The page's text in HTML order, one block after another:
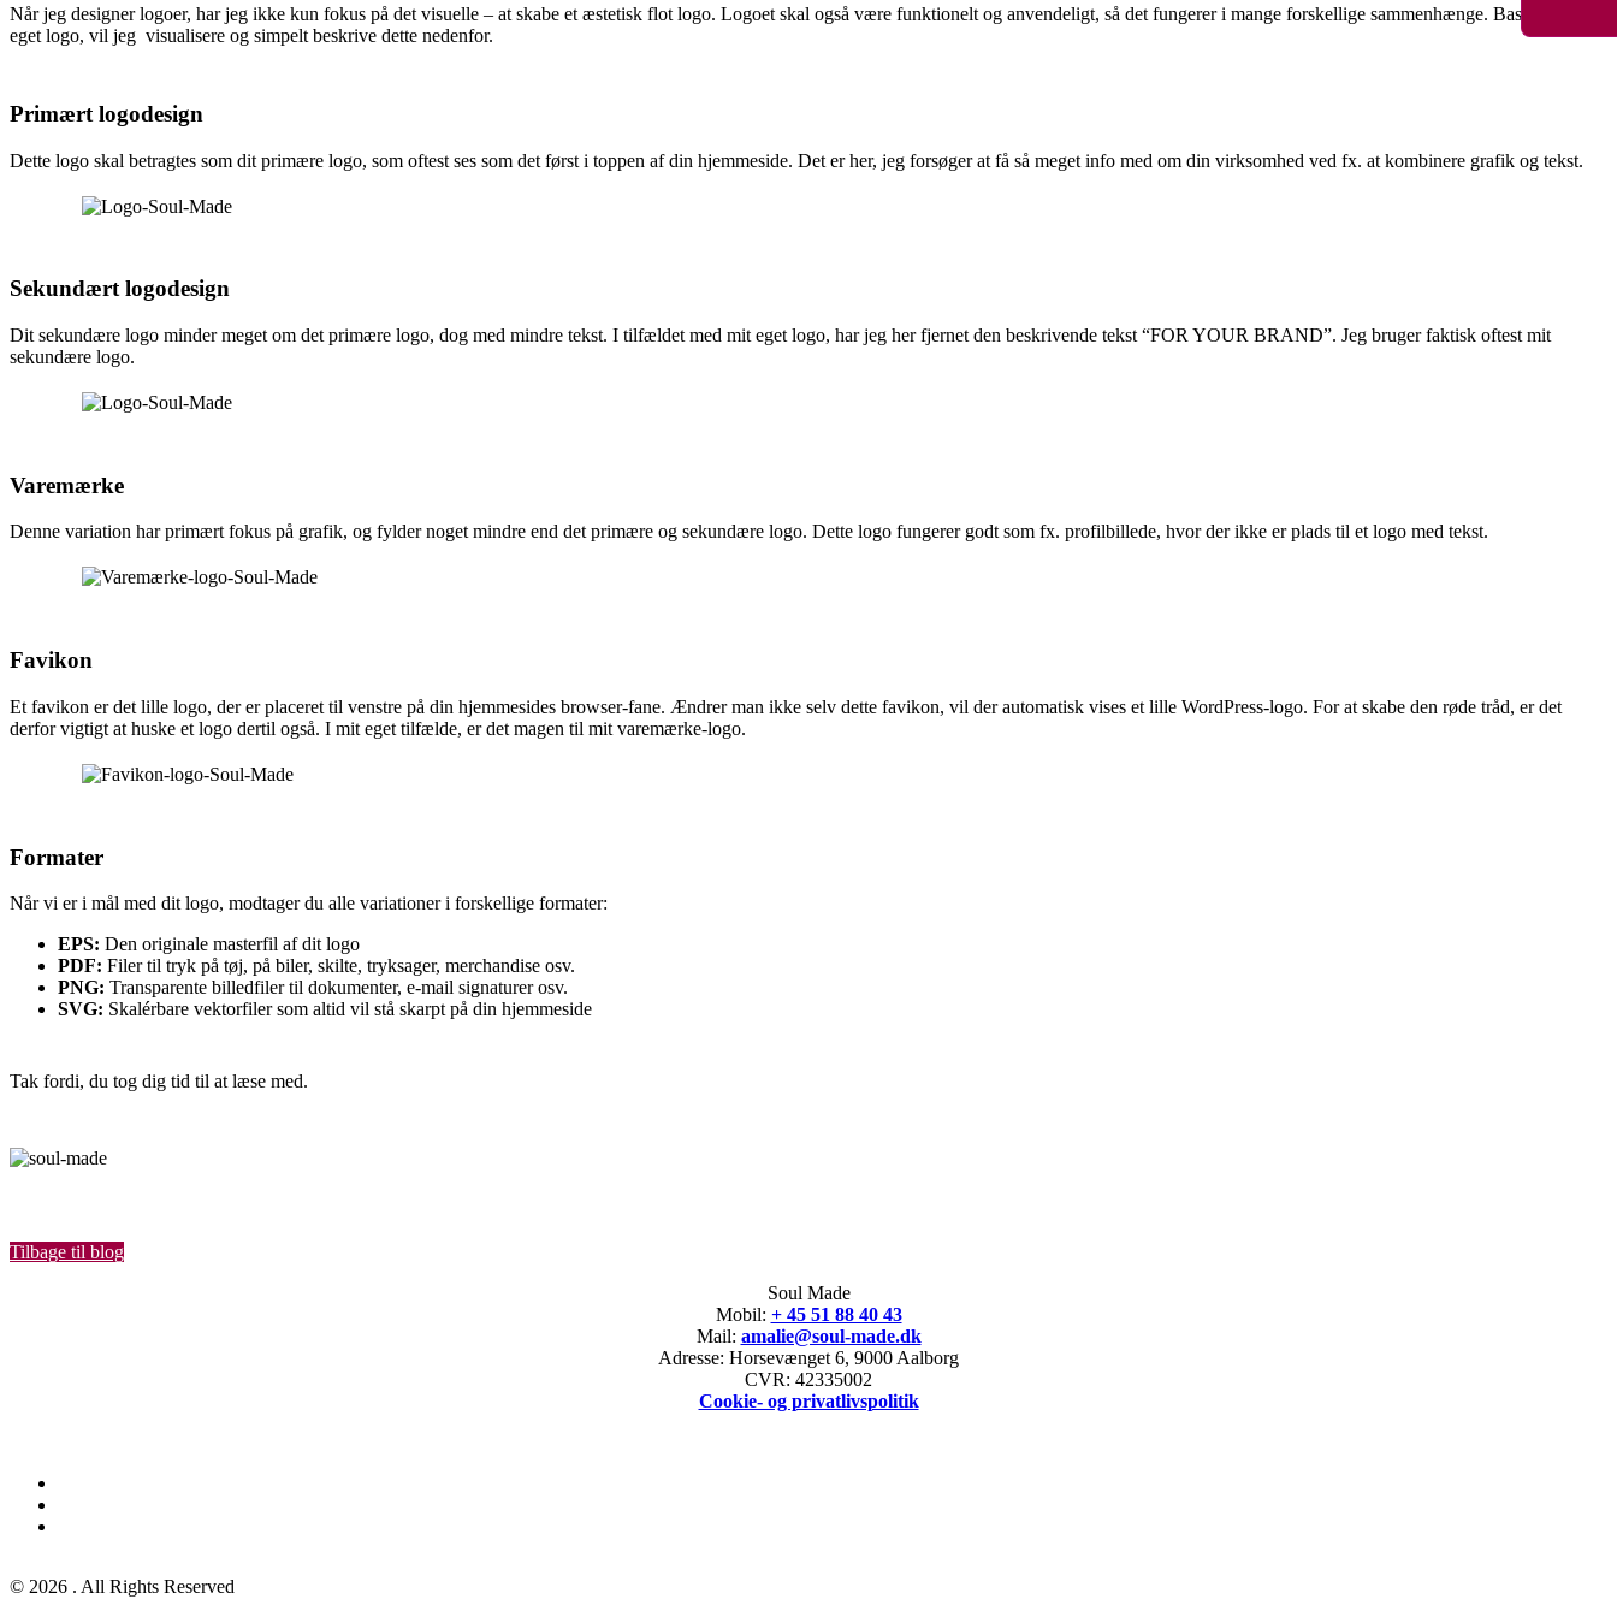
Når jeg designer logoer, har jeg ikke kun fokus på det visuelle – at skabe et æstetisk flot logo. Logoet skal også være funktionelt og anvendeligt, så det fungerer i mange forskellige sammenhænge. Baseret på mit
eget logo, vil jeg visualisere og simpelt beskrive dette nedenfor.
Primært logodesign
Dette logo skal betragtes som dit primære logo, som oftest ses som det først i toppen af din hjemmeside. Det er her, jeg forsøger at få så meget info med om din virksomhed ved fx. at kombinere grafik og tekst.
Sekundært logodesign
Dit sekundære logo minder meget om det primære logo, dog med mindre tekst. I tilfældet med mit eget logo, har jeg her fjernet den beskrivende tekst “FOR YOUR BRAND”. Jeg bruger faktisk oftest mit
sekundære logo.
Varemærke
Denne variation har primært fokus på grafik, og fylder noget mindre end det primære og sekundære logo. Dette logo fungerer godt som fx. profilbillede, hvor der ikke er plads til et logo med tekst.
Favikon
Et favikon er det lille logo, der er placeret til venstre på din hjemmesides browser-fane. Ændrer man ikke selv dette favikon, vil der automatisk vises et lille WordPress-logo. For at skabe den røde tråd, er det
derfor vigtigt at huske et logo dertil også. I mit eget tilfælde, er det magen til mit varemærke-logo.
Formater
Når vi er i mål med dit logo, modtager du alle variationer i forskellige formater:
EPS: Den originale masterfil af dit logo
PDF: Filer til tryk på tøj, på biler, skilte, tryksager, merchandise osv.
PNG: Transparente billedfiler til dokumenter, e-mail signaturer osv.
SVG: Skalérbare vektorfiler som altid vil stå skarpt på din hjemmeside
Tak fordi, du tog dig tid til at læse med.
Tilbage til blog
Soul Made
Mobil: + 45 51 88 40 43
Mail: amalie@soul-made.dk
Adresse: Horsevænget 6, 9000 Aalborg
CVR: 42335002
Cookie- og privatlivspolitik
© 2026 . All Rights Reserved